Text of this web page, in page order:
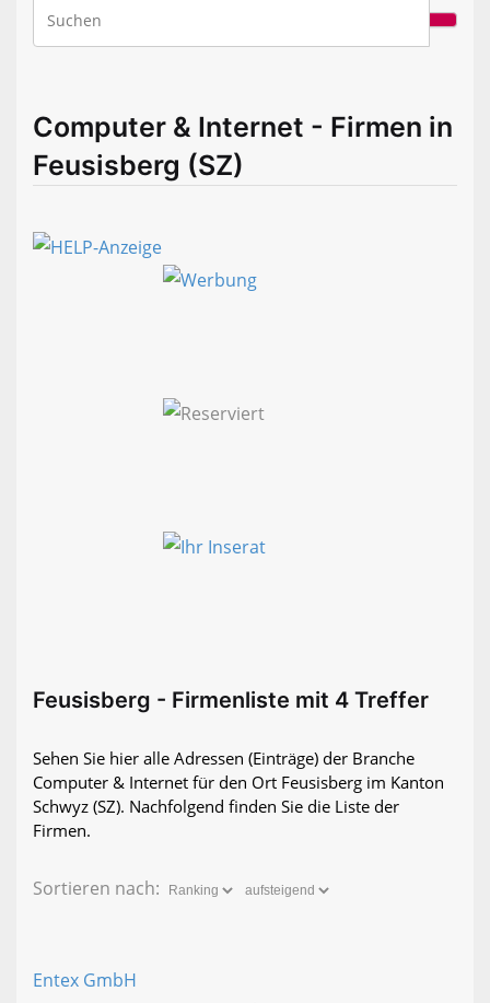
Computer & Internet - Firmen in
Feusisberg (SZ)
Feusisberg - Firmenliste mit 4 Treffer
Sehen Sie hier alle Adressen (Einträge) der Branche
Computer & Internet für den Ort Feusisberg im Kanton
Schwyz (SZ). Nachfolgend finden Sie die Liste der
Firmen.
Sortieren nach:
Entex GmbH